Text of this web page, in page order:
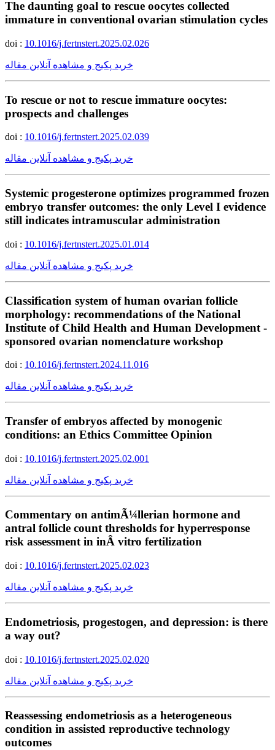
The daunting goal to rescue oocytes collected
immature in conventional ovarian stimulation cycles
doi : 10.1016/j.fertnstert.2025.02.026
خرید پکیج و مشاهده آنلاین مقاله
To rescue or not to rescue immature oocytes:
prospects and challenges
doi : 10.1016/j.fertnstert.2025.02.039
خرید پکیج و مشاهده آنلاین مقاله
Systemic progesterone optimizes programmed frozen
embryo transfer outcomes: the only Level I evidence
still indicates intramuscular administration
doi : 10.1016/j.fertnstert.2025.01.014
خرید پکیج و مشاهده آنلاین مقاله
Classification system of human ovarian follicle
morphology: recommendations of the National
Institute of Child Health and Human Development -
sponsored ovarian nomenclature workshop
doi : 10.1016/j.fertnstert.2024.11.016
خرید پکیج و مشاهده آنلاین مقاله
Transfer of embryos affected by monogenic
conditions: an Ethics Committee Opinion
doi : 10.1016/j.fertnstert.2025.02.001
خرید پکیج و مشاهده آنلاین مقاله
Commentary on antimÃ¼llerian hormone and
antral follicle count thresholds for hyperresponse
risk assessment in inÂ vitro fertilization
doi : 10.1016/j.fertnstert.2025.02.023
خرید پکیج و مشاهده آنلاین مقاله
Endometriosis, progestogen, and depression: is there
a way out?
doi : 10.1016/j.fertnstert.2025.02.020
خرید پکیج و مشاهده آنلاین مقاله
Reassessing endometriosis as a heterogeneous
condition in assisted reproductive technology
outcomes